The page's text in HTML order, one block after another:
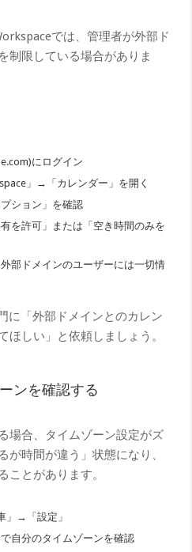
では、管理者が外部ド
制限している場合がありま
にログイン
」→「カレンダー」を開く
ション」を確認
を許可」または「空き時間のみを
部ドメインのユーザーには一切情
に「外部ドメインとのカレン
ほしい」と依頼しましょう。
ンを確認する
場合、タイムゾーン設定がズ
が時間が違う」状態になり、
ことがあります。
」→「設定」
自分のタイムゾーンを確認